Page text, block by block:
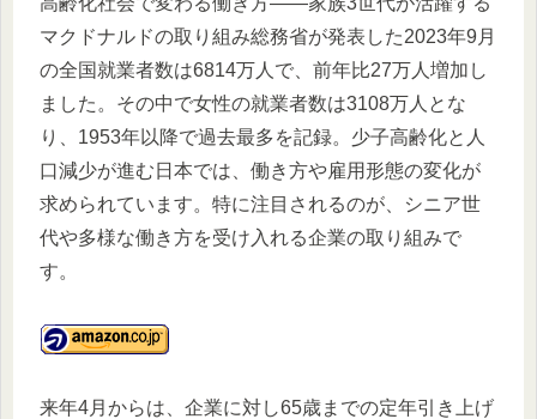
マクドナルドの取り組み総務省が発表した2023年9月
の全国就業者数は6814万人で、前年比27万人増加し
ました。その中で女性の就業者数は3108万人とな
り、1953年以降で過去最多を記録。少子高齢化と人
口減少が進む日本では、働き方や雇用形態の変化が
求められています。特に注目されるのが、シニア世
代や多様な働き方を受け入れる企業の取り組みで
す。
来年4月からは、企業に対し65歳までの定年引き上げ